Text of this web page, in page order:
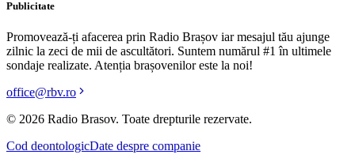
Publicitate
Promovează-ți afacerea prin Radio Brașov iar mesajul tău ajunge
zilnic la zeci de mii de ascultători. Suntem numărul #1 în ultimele
sondaje realizate. Atenția brașovenilor este la noi!
office@rbv.ro
© 2026 Radio Brasov. Toate drepturile rezervate.
Cod deontologicDate despre companie